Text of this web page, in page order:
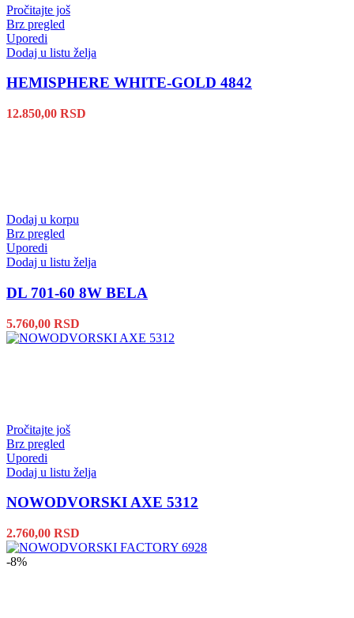
Pročitajte još
Brz pregled
Uporedi
Dodaj u listu želja
HEMISPHERE WHITE-GOLD 4842
12.850,00 RSD
Dodaj u korpu
Brz pregled
Uporedi
Dodaj u listu želja
DL 701-60 8W BELA
5.760,00 RSD
Pročitajte još
Brz pregled
Uporedi
Dodaj u listu želja
NOWODVORSKI AXE 5312
2.760,00 RSD
-8%